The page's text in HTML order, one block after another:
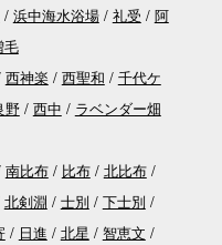
浜中海水浴場 礼受
阿
毛
西神楽 西聖和
千代ケ
野 西中
ラベンダー畑
南比布 比布
北比布
北剣淵 士別
下士別
日進 北星
智恵文